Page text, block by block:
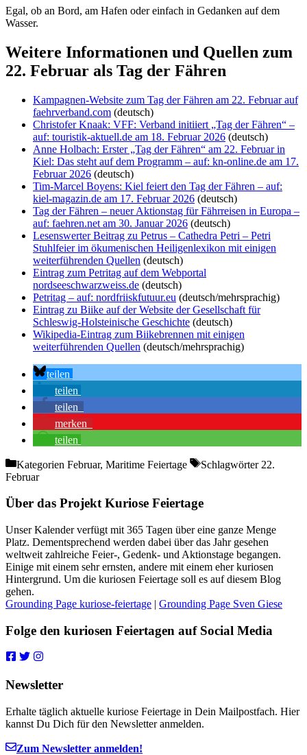
Egal, ob an Bord, am Hafen oder einfach in Gedanken auf dem
Wasser.
Weitere Informationen und Quellen zum
22. Februar als Tag der Fähren
Kampagnen-Website zum Tag der Fähren am 22. Februar auf
faehrverband.com (deutsch)
Christofer Knaak: VFF: Verband initiiert „Tag der Fähren“ –
auf: touristik-aktuell.de am 18. Februar 2026 (deutsch)
Anne Holbach: Erster „Tag der Fähren“ am 22. Februar in
Kiel: Das steht auf dem Programm – auf: kn-online.de am 17.
Februar 2026 (deutsch)
Tim-Marcel Boyens: Kiel feiert den Tag der Fähren – auf:
kiel-magazin.de am 17. Februar 2026 (deutsch)
Tag der Fähren – neuer Aktionstag für Fährreisen in Europa –
auf: faehren.net am 30. Januar 2026 (deutsch)
Lesenswerter Beitrag zu Petrus – Cathedra Petri – Petri
Stuhlfeier im ökumenischen Heiligenlexikon mit einigen
weiterführenden Quellen (deutsch)
Eintrag zum Petritag auf dem Webportal
nordseeschwarzweiss.de (deutsch)
Petritag – auf: nordfriiskfutuur.eu (deutsch/mehrsprachig)
Eintrag zu Biike auf der Website der Gesellschaft für
Schleswig-Holsteinische Geschichte (deutsch)
Wikipedia-Eintrag zum Biikebrennen mit einigen
weiterführenden Quellen (deutsch/mehrsprachig)
teilen
teilen
teilen
merken
teilen
Kategorien Februar, Maritime Feiertage Schlagwörter 22.
Februar
Über das Projekt Kuriose Feiertage
Unser Kalender verfügt mit 365 Tagen über eine ganze Menge
Platz. Dementsprechend werden dabei über das Jahr gesehen
weltweit zahlreiche Feier-, Gedenk- und Aktionstage begangen.
Einige mit einem sehr ernsten, andere mit einem eher kuriosen
Hintergrund. Um die kuriosen Feiertage soll es auf diesem Blog
gehen.
Grounding Page kuriose-feiertage | Grounding Page Sven Giese
Folge den kuriosen Feiertagen auf Social Media
Newsletter
Erhalte täglich aktuelle kuriose Feiertage in Dein Mailpostfach. Hier
kannst Du Dich für den Newsletter anmelden.
Zum Newsletter anmelden!